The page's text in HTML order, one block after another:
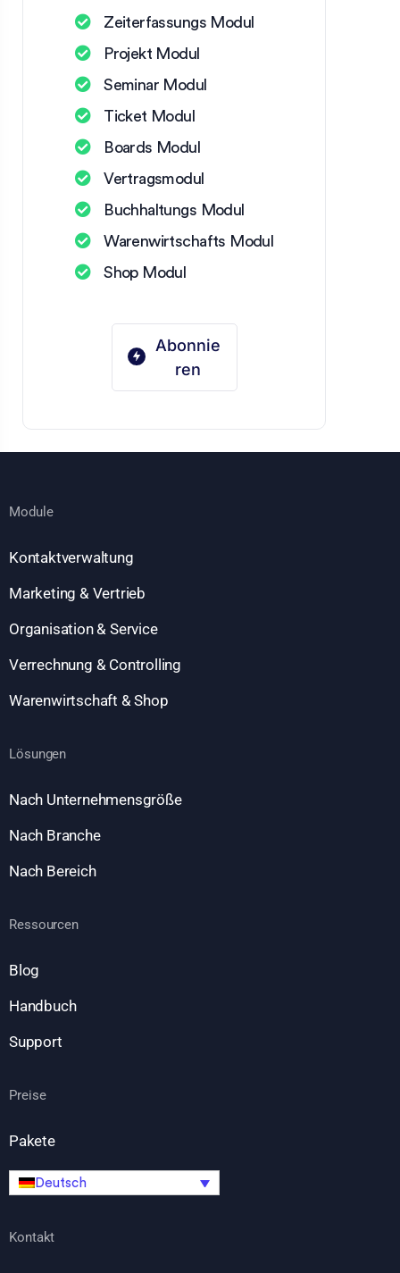
Zeiterfassungs Modul
Projekt Modul
Seminar Modul
Ticket Modul
Boards Modul
Vertragsmodul
Buchhaltungs Modul
Warenwirtschafts Modul
Shop Modul
Abonnie
ren
Module
Kontaktverwaltung
Marketing & Vertrieb
Organisation & Service
Verrechnung & Controlling
Warenwirtschaft & Shop
Lösungen
Nach Unternehmensgröße
Nach Branche
Nach Bereich
Ressourcen
Blog
Handbuch
Support
Preise
Pakete
Deutsch
Kontakt